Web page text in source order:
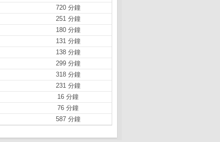
720 分鐘
251 分鐘
180 分鐘
131 分鐘
138 分鐘
299 分鐘
318 分鐘
231 分鐘
16 分鐘
76 分鐘
587 分鐘